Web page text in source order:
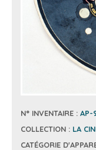
N° INVENTAIRE : AP-
COLLECTION : LA
CATÉGORIE